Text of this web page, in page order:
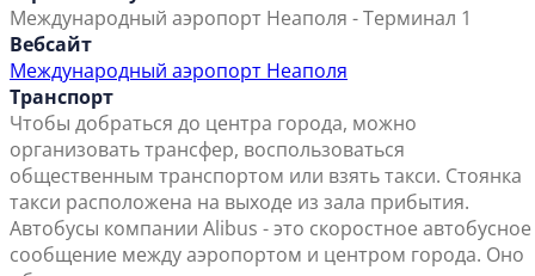
Международный аэропорт Неаполя - Терминал 1
Вебсайт
Международный аэропорт Неаполя
Транспорт
Чтобы добраться до центра города, можно
организовать трансфер, воспользоваться
общественным транспортом или взять такси. Стоянка
такси расположена на выходе из зала прибытия.
Автобусы компании Alibus - это скоростное автобусное
сообщение между аэропортом и центром города. Оно